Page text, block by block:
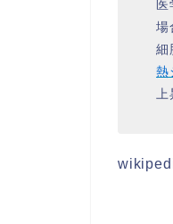
医
場
細
熱